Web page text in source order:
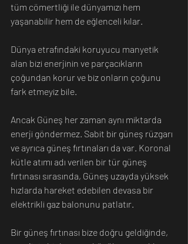
tüm cömertliği ile dünyamızı hem
yaşanabilir hem de eğlenceli kılar.
Dünya etrafındaki koruyucu manyetik
alan bizi enerjinin ve parçacıkların
çoğundan korur ve biz onların çoğunu
fark etmeyiz bile.
Ancak Güneş her zaman aynı miktarda
enerji göndermez. Sabit bir güneş rüzgarı
ve ayrıca güneş fırtınaları da var. Koronal
kütle atımı adı verilen bir tür güneş
fırtınası sırasında, Güneş uzayda yüksek
hızlarda hareket edebilen devasa bir
elektrikli gaz balonunu patlatır.
Bir güneş fırtınası bize doğru geldiğinde,